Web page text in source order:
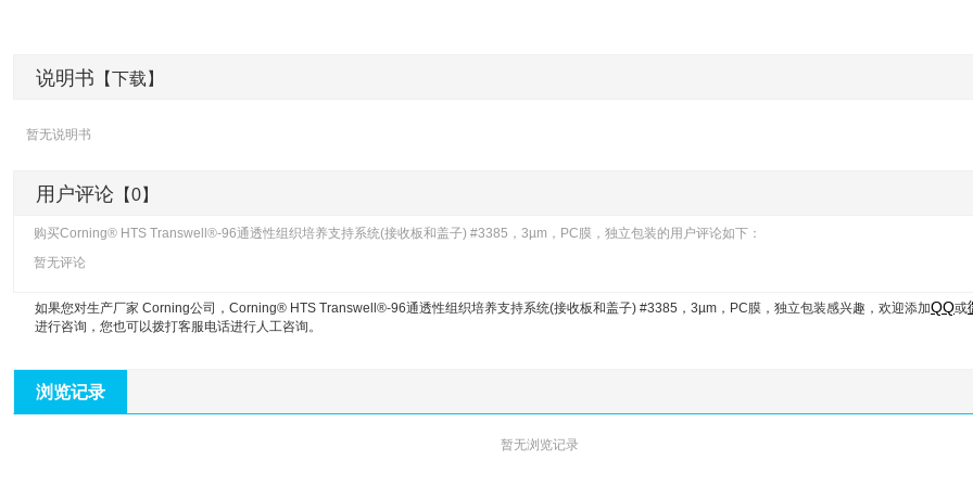
说明书 【下载】
暂无说明书
用户评论 【0】
购买Corning® HTS Transwell®-96通透性组织培养支持系统(接收板和盖子) #3385，3µm，PC膜，独立包装的用户评论如下：
暂无评论
如果您对生产厂家 Corning公司， Corning® HTS Transwell®-96通透性组织培养支持系统(接收板和盖子) #3385，3µm，PC膜，独立包装感兴趣，欢迎添加QQ或
进行咨询，您也可以拨打客服电话进行人工咨询。
浏览记录
暂无浏览记录